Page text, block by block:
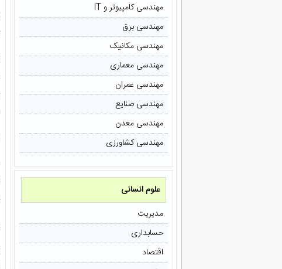
مهندسی کامپیوتر و IT
مهندسی برق
مهندسی مکانیک
مهندسی معماری
مهندسی عمران
مهندسی صنایع
مهندسی معدن
مهندسی کشاورزی
علوم انسانی
مدیریت
حسابداری
اقتصاد